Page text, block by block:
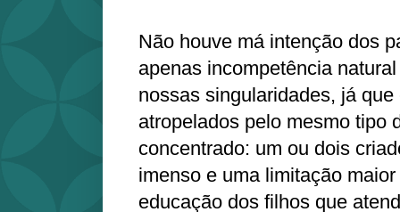
Não houve má intenção dos
apenas incompetência
nossas singularidades, já
atropelados pelo mesmo tipo
concentrado: um ou dois
imenso e uma limitação
educação dos filhos que